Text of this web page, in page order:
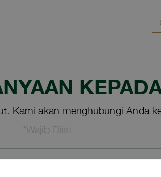
Kami akan menghubungi Anda
*Wajib Diisi